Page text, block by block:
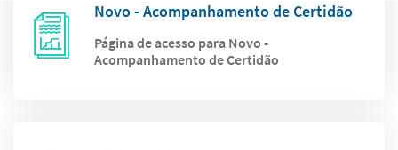
Novo - Acompanhamento de Certidão
Página de acesso para Novo -
Acompanhamento de Certidão